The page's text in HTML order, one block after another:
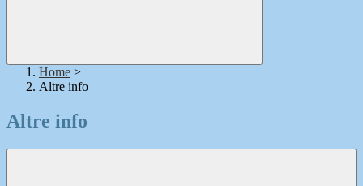
Home >
Altre info
Altre info